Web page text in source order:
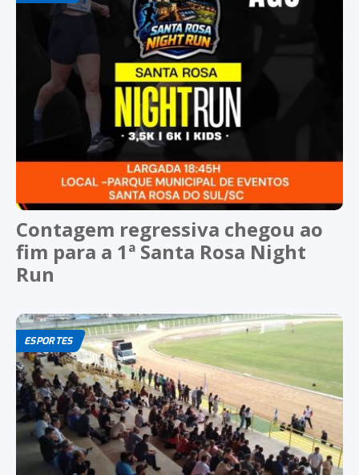
Contagem regressiva chegou ao
fim para a 1ª Santa Rosa Night
Run
ESPORTES